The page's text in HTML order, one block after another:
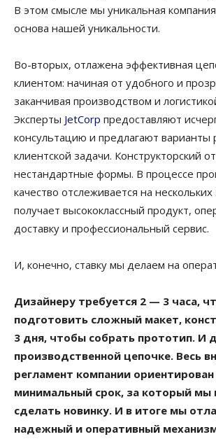
В этом смысле мы уникальная
основа нашей уникальности.
Во-вторых, отлажена эффективная
клиентом: начиная от удобного и
заканчивая производством и
Эксперты JetCorp предоставляют
консультацию и предлагают
клиентской задачи. Конструкторский
нестандартные формы. В процессе
качество отслеживается на нескольких
получает высококлассный продукт,
доставку и профессиональный сервис.
И, конечно, ставку мы делаем на
Дизайнеру требуется 2 — 3 часа,
подготовить сложный макет,
3 дня, чтобы собрать прототип. И
производственной цепочке. Весь
регламент компании ориентирован
минимальный срок, за который
сделать новинку. И в итоге мы
надежный и оперативный